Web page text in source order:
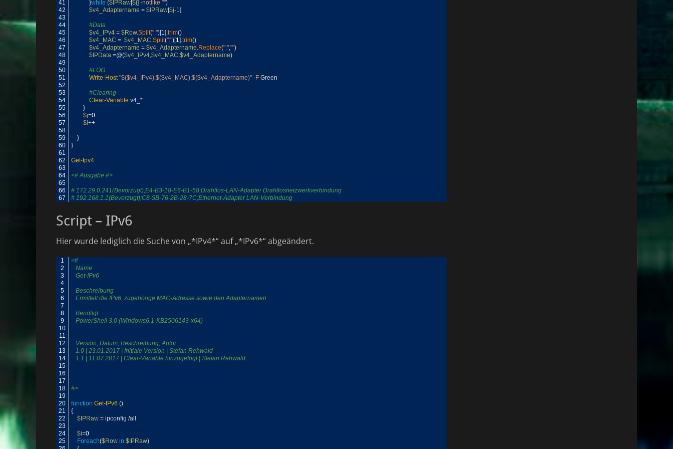
41
42
43
44
45
46
47
48
49
50
51
52
53
54
55
56
57
58
59
60
61
62
63
64
65
66
67
}while ($IPRaw[$j] -notlike "")
$v4_Adaptername = $IPRaw[$j-1]
#Data
$v4_IPv4 = $Row.Split(":")[1].trim()
$v4_MAC = $v4_MAC.Split(":")[1].trim()
$v4_Adaptername = $v4_Adaptername.Replace(":","")
$IPData =@($v4_IPv4,$v4_MAC,$v4_Adaptername)
#LOG
Write-Host "$($v4_IPv4);$($v4_MAC);$($v4_Adaptername)" -F Green
#Clearing
Clear-Variable v4_ *
}
$j=0
$i++
}
}
Get-Ipv4
<# Ausgabe #>
# 172.29.0.241(Bevorzugt);E4-B3-18-E6-B1-58;Drahtlos-LAN-Adapter Drahtlosnetzwerkverbindung
# 192.168.1.1(Bevorzugt);C8-5B-76-2B-28-7C;Ethernet-Adapter LAN-Verbindung
Script – IPv6
Hier wurde lediglich die Suche von „*IPv4*“ auf „*IPv6*“ abgeändert.
1
2
3
4
5
6
7
8
9
10
11
12
13
14
15
16
17
18
19
20
21
22
23
24
25
<#
Name
Get-IPv6
Beschreibung
Ermittelt die IPv6, zugehörige MAC-Adresse sowie den Adapternamen
Benötigt
PowerShell 3.0 (Windows6.1-KB2506143-x64)
Version, Datum, Beschreibung, Autor
1.0 | 23.01.2017 | Initiale Version | Stefan Rehwald
1.1 | 11.07.2017 | Clear-Variable hinzugefügt | Stefan Rehwald
#>
function Get-IPv6 ()
{
$IPRaw = ipconfig /all
$i=0
Foreach($Row in $IPRaw)